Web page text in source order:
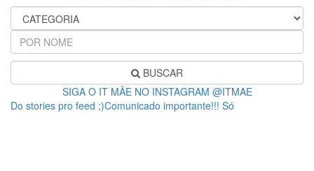
BUSCAR
SIGA O IT MÃE NO INSTAGRAM @ITMAE
Do stories pro feed ;)Comunicado importante!!! Só